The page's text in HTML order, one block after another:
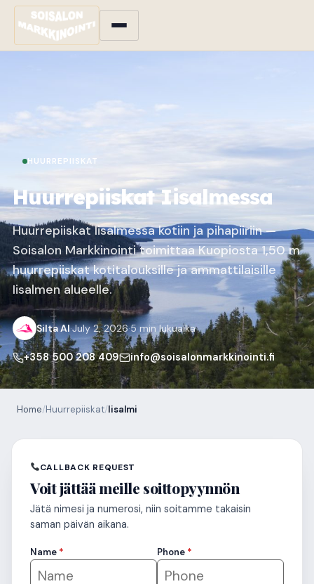
HUURREPIISKAT
Huurrepiiskat Iisalmessa
Huurrepiiskat Iisalmessa kotiin ja pihapiiriin —
Soisalon Markkinointi toimittaa Kuopiosta 1,50 m
huurrepiiskat kotitalouksille ja ammattilaisille
Iisalmen alueelle.
Silta AI·July 2, 2026·5 min lukuaika
+358 500 208 409 info@soisalonmarkkinointi.fi
Home/Huurrepiiskat/Iisalmi
CALLBACK REQUEST
Voit jättää meille soittopyynnön
Jätä nimesi ja numerosi, niin soitamme takaisin
saman päivän aikana.
Name * Phone *